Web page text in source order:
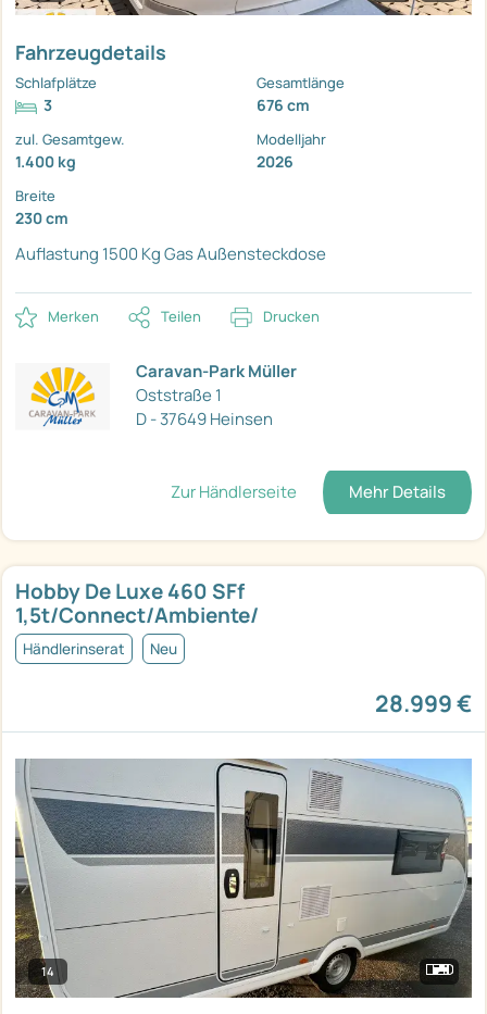
Fahrzeugdetails
Schlafplätze
3
Gesamtlänge
676 cm
zul. Gesamtgew.
1.400 kg
Modelljahr
2026
Breite
230 cm
Auflastung 1500 KgGas Außensteckdose
Merken Teilen Drucken
Caravan-Park Müller
Oststraße 1
D - 37649 Heinsen
Zur Händlerseite Mehr Details
Hobby De Luxe 460 SFf
1,5t/Connect/Ambiente/
Händlerinserat Neu
28.999 €
14